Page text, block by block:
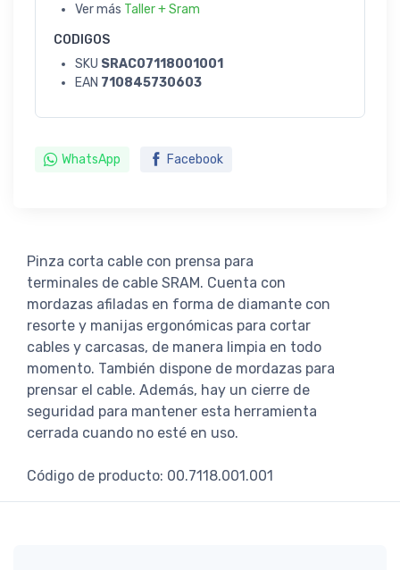
Ver más Taller + Sram
CODIGOS
SKU SRAC07118001001
EAN 710845730603
WhatsApp Facebook
Pinza corta cable con prensa para
terminales de cable SRAM. Cuenta con
mordazas afiladas en forma de diamante con
resorte y manijas ergonómicas para cortar
cables y carcasas, de manera limpia en todo
momento. También dispone de mordazas para
prensar el cable. Además, hay un cierre de
seguridad para mantener esta herramienta
cerrada cuando no esté en uso.
Código de producto: 00.7118.001.001